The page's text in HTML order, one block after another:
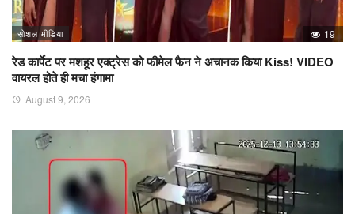
सोशल मीडिया 19
रेड कार्पेट पर मशहूर एक्ट्रेस को फीमेल फैन ने अचानक किया Kiss! VIDEO
वायरल होते ही मचा हंगामा
August 9, 2026